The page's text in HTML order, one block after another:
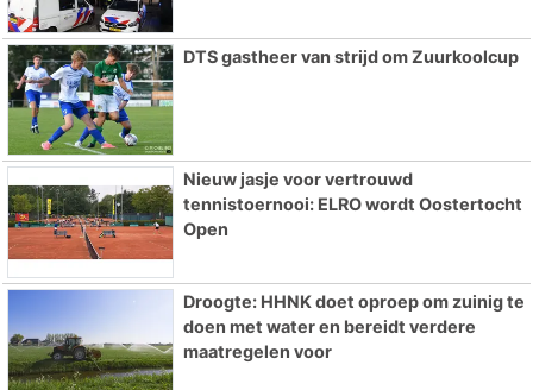
DTS gastheer van strijd om Zuurkoolcup
Nieuw jasje voor vertrouwd
tennistoernooi: ELRO wordt Oostertocht
Open
Droogte: HHNK doet oproep om zuinig te
doen met water en bereidt verdere
maatregelen voor